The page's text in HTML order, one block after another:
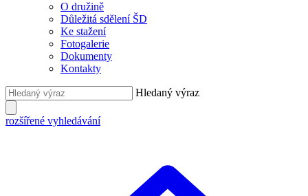
O družině
Důležitá sdělení ŠD
Ke stažení
Fotogalerie
Dokumenty
Kontakty
Hledaný výraz
rozšířené vyhledávání